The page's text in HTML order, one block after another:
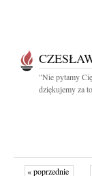
"Nie pytamy
dziękujemy za
« poprzednie